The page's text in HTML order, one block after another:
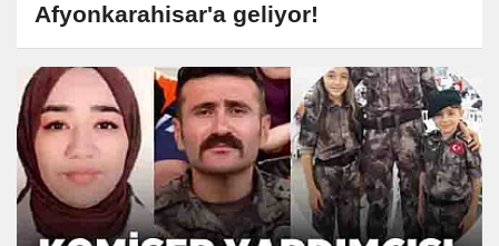
Afyonkarahisar'a geliyor!